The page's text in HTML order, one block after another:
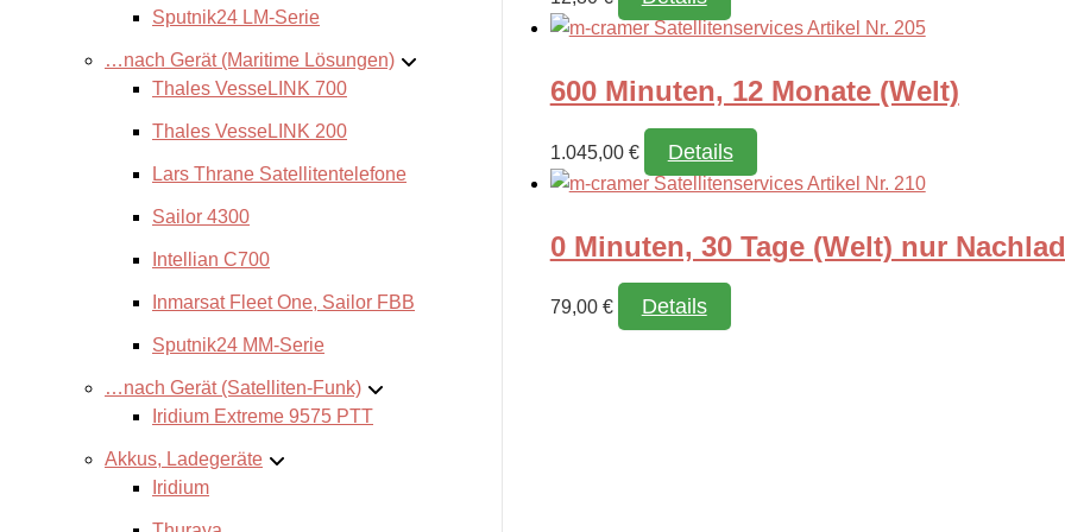
Sputnik24 LM-Serie
…nach Gerät (Maritime Lösungen)
Thales VesseLINK 700
Thales VesseLINK 200
Lars Thrane Satellitentelefone
Sailor 4300
Intellian C700
Inmarsat Fleet One, Sailor FBB
Sputnik24 MM-Serie
…nach Gerät (Satelliten-Funk)
Iridium Extreme 9575 PTT
Akkus, Ladegeräte
Iridium
600 Minuten, 12 Monate (Welt)
1.045,00 € Details
0 Minuten, 30 Tage (Welt) nur
79,00 € Details